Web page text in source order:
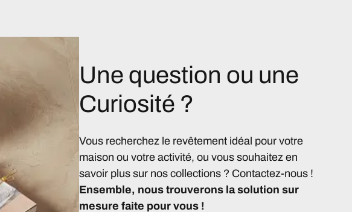
Une question ou une
Curiosité ?
Vous recherchez le revêtement idéal pour votre
maison ou votre activité, ou vous souhaitez en
savoir plus sur nos collections ? Contactez-nous !
Ensemble, nous trouverons la solution sur
mesure faite pour vous !